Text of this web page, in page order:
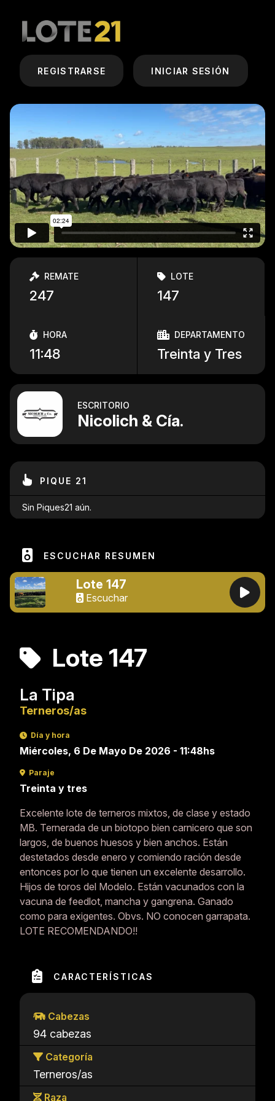
REGISTRARSE INICIAR SESIÓN
REMATE
247
LOTE
147
HORA
11:48
DEPARTAMENTO
Treinta y Tres
ESCRITORIO
Nicolich & Cía.
PIQUE 21
Sin Piques21 aún.
ESCUCHAR RESUMEN
Lote 147
Escuchar
Lote 147
La Tipa
Terneros/as
Día y hora
Miércoles, 6 De Mayo De 2026 - 11:48hs
Paraje
Treinta y tres
Excelente lote de terneros mixtos, de clase y estado
MB. Ternerada de un biotopo bien carnicero que son
largos, de buenos huesos y bien anchos. Están
destetados desde enero y comiendo ración desde
entonces por lo que tienen un excelente desarrollo.
Hijos de toros del Modelo. Están vacunados con la
vacuna de feedlot, mancha y gangrena. Ganado
como para exigentes. Obvs. NO conocen garrapata.
LOTE RECOMENDANDO!!
CARACTERÍSTICAS
Cabezas
94 cabezas
Categoría
Terneros/as
Raza